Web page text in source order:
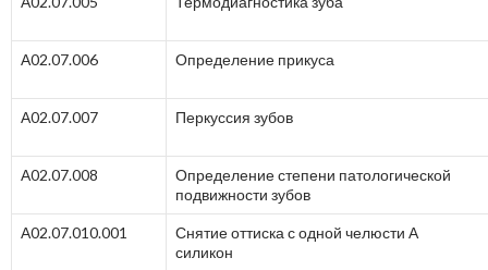
А02.07.006 Определение прикуса
А02.07.007 Перкуссия зубов
А02.07.008
Определение степени патологической
подвижности зубов
А02.07.010.001
Снятие оттиска с одной челюсти А
силикон